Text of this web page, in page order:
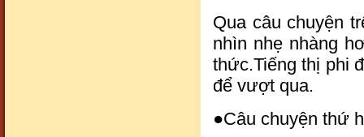
Qua câu chuyện
nhìn nhẹ nhàng
thức.Tiếng thị phi
để vượt qua.
●Câu chuyện thứ